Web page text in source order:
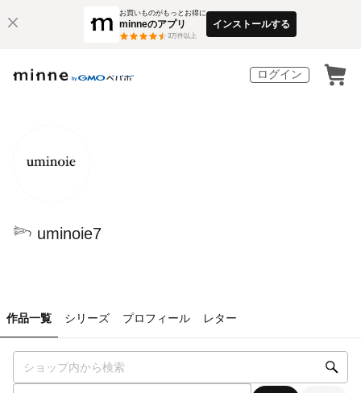
お買いものがもっとお得に
minneのアプリ
3万件以上
インストールする
ログイン
𓆸 uminoie7
作品一覧 シリーズ プロフィール レター